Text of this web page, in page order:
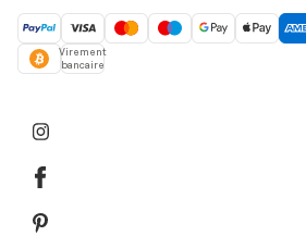
Virement
bancaire